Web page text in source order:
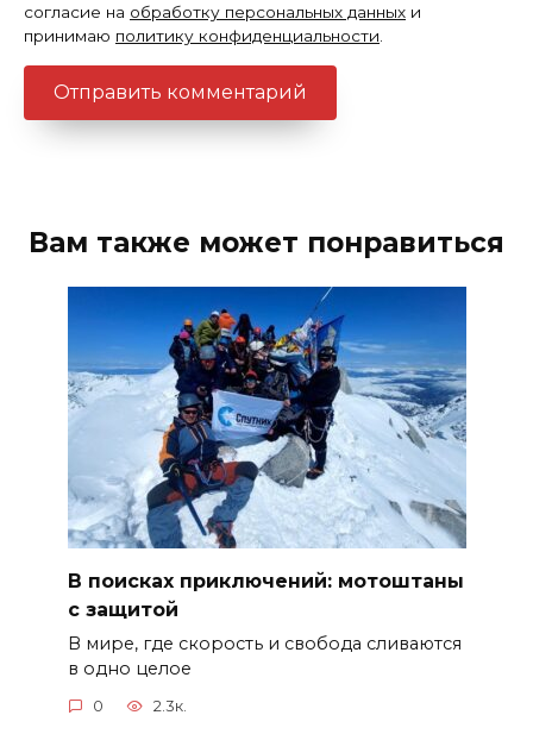
согласие на обработку персональных данных и
принимаю политику конфиденциальности.
Вам также может понравиться
В поисках приключений: мотоштаны
с защитой
В мире, где скорость и свобода сливаются
в одно целое
0 2.3к.